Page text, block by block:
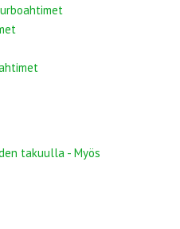
takuulla - Myös